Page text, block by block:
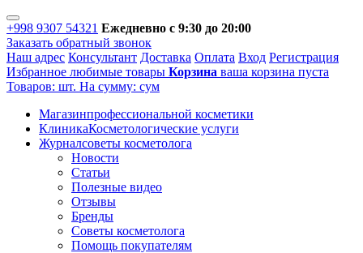
+998 9307 54321 Ежедневно с 9:30 до 20:00
Заказать обратный звонок
Наш адрес Консультант Доставка Оплата Вход Регистрация
Избранное любимые товары Корзина ваша корзина пуста
Товаров: шт. На сумму: сум
Магазинпрофессиональной косметики
КлиникаКосметологические услуги
Журналсоветы косметолога
Новости
Статьи
Полезные видео
Отзывы
Бренды
Советы косметолога
Помощь покупателям